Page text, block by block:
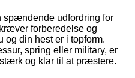
spændende udfordring for
forberedelse og
og din hest er i topform.
spring eller military, er
og klar til at præstere.